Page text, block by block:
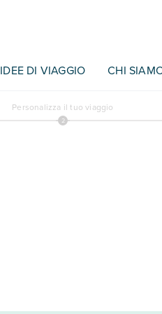
IDEE DI VIAGGIO CHI
Personalizza il tuo viaggio